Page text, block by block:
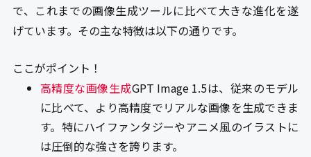
で、これまでの画像生成ツールに比べて大きな進化を遂
げています。その主な特徴は以下の通りです。
ここがポイント！
高精度な画像生成GPT Image 1.5は、従来のモデル
に比べて、より高精度でリアルな画像を生成できま
す。特にハイファンタジーやアニメ風のイラストに
は圧倒的な強さを誇ります。